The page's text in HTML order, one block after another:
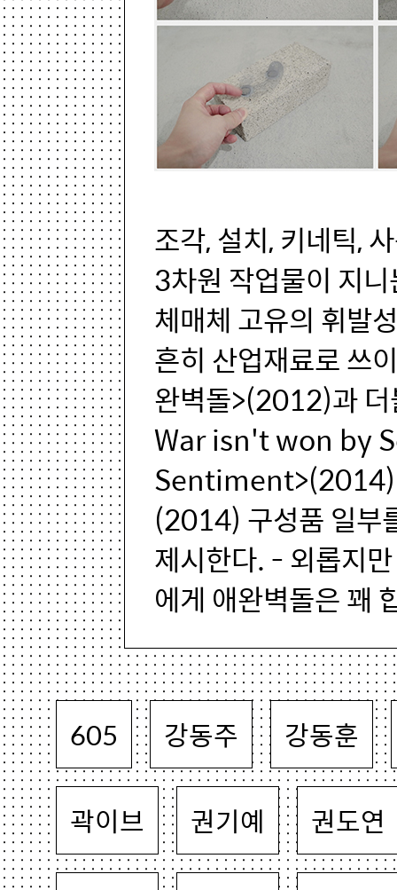
조각, 설치, 키네틱,
3차원 작업물이 지
체매체 고유의 휘발
흔히 산업재료로 쓰
완벽돌>(2012)과 더
War isn't won by
Sentiment>(2014)
(2014) 구성품 일부
제시한다. - 외롭지
에게 애완벽돌은 꽤
605 강동주 강동훈
곽이브 권기예 권도연